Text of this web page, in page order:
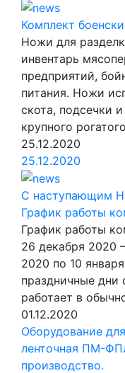
Комплект
Ножи для
инвентарь
предприятий,
питания. Ножи
скота, подсечки
крупного
25.12.2020
25.12.2020
С наступающим
График работы
График работы
26 декабря 2020
2020 по 10
праздничные дни
работает в
01.12.2020
Оборудование
ленточная ПМ-
производство.